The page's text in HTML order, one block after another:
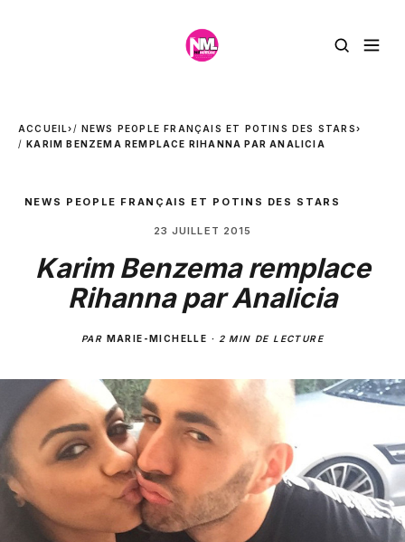
ACCUEIL› NEWS PEOPLE FRANÇAIS ET POTINS DES STARS›
KARIM BENZEMA REMPLACE RIHANNA PAR ANALICIA
NEWS PEOPLE FRANÇAIS ET POTINS DES STARS
23 JUILLET 2015
Karim Benzema remplace
Rihanna par Analicia
PAR MARIE-MICHELLE · 2 MIN DE LECTURE